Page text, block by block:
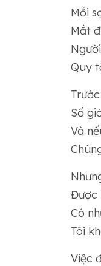
Mỗi
Mắt
Quy
Số
Và
Được
Có
Tôi
Việc